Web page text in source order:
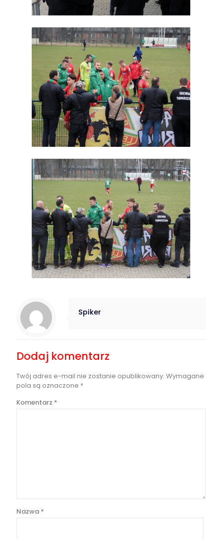
Spiker
Dodaj komentarz
Twój adres e-mail nie zostanie opublikowany. Wymagane
pola są oznaczone *
Komentarz *
Nazwa *